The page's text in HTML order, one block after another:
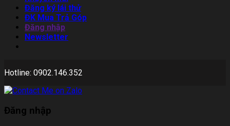
Đăng ký lái thử
ĐK Mua Trả Góp
Đăng nhập
Newsletter
Hotline: 0902.146.352
Đăng nhập